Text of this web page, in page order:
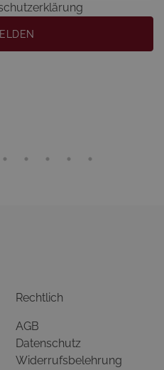
Rechtlich
AGB
Datenschutz
Widerrufsbelehrung